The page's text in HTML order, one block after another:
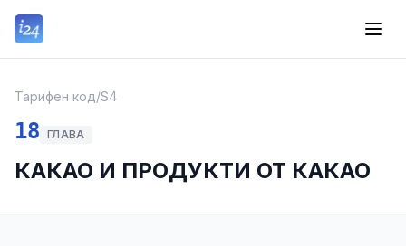
Тарифен код/S4
18 ГЛАВА
КАКАО И ПРОДУКТИ ОТ КАКАО